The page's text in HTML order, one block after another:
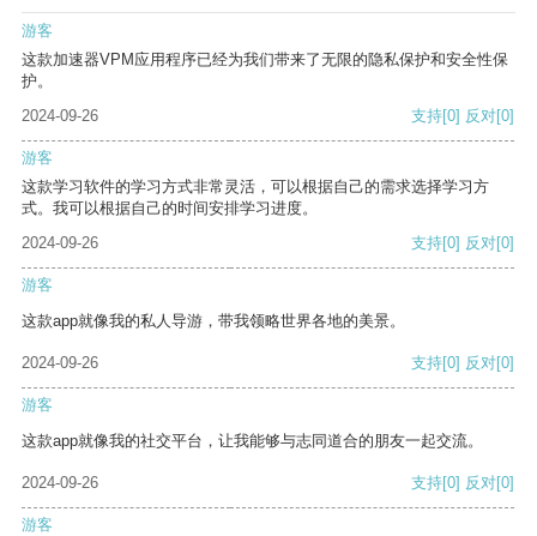
游客
这款加速器VPM应用程序已经为我们带来了无限的隐私保护和安全性保
护。
2024-09-26
支持[0] 反对[0]
游客
这款学习软件的学习方式非常灵活，可以根据自己的需求选择学习方
式。我可以根据自己的时间安排学习进度。
2024-09-26
支持[0] 反对[0]
游客
这款app就像我的私人导游，带我领略世界各地的美景。
2024-09-26 支持[0] 反对[0]
游客
这款app就像我的社交平台，让我能够与志同道合的朋友一起交流。
2024-09-26 支持[0] 反对[0]
游客